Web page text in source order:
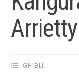
Arrietty
GHIBLI